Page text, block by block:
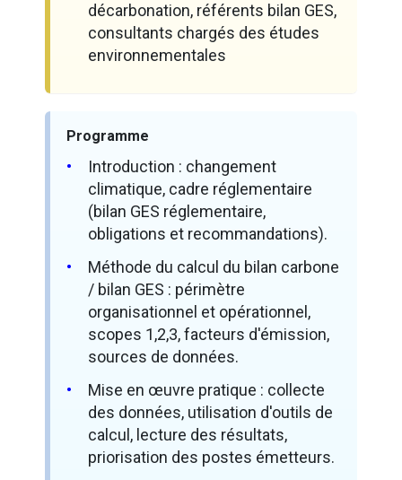
décarbonation, référents bilan GES,
consultants chargés des études
environnementales
Programme
Introduction : changement
climatique, cadre réglementaire
(bilan GES réglementaire,
obligations et recommandations).
Méthode du calcul du bilan carbone
/ bilan GES : périmètre
organisationnel et opérationnel,
scopes 1,2,3, facteurs d'émission,
sources de données.
Mise en œuvre pratique : collecte
des données, utilisation d'outils de
calcul, lecture des résultats,
priorisation des postes émetteurs.